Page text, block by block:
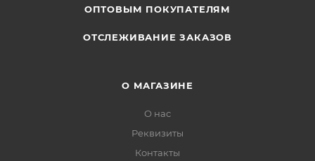
ОПТОВЫМ ПОКУПАТЕЛЯМ
ОТСЛЕЖИВАНИЕ ЗАКАЗОВ
О МАГАЗИНЕ
О нас
Реквизиты
Контакты